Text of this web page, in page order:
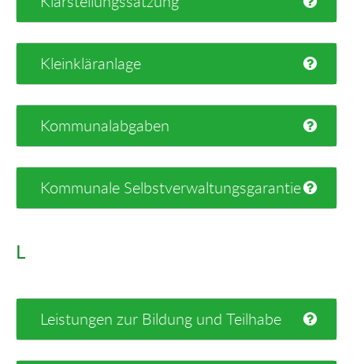
Kleinkläranlage
Kommunalabgaben
Kommunale Selbstverwaltungsgarantie
L
Leistungen zur Bildung und Teilhabe